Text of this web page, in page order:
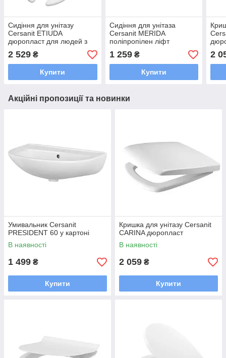
Сидіння для унітазу
Cersanit ETIUDA
дюропласт для людей з
обмеженими
можливостями
2 529 ₴
Купити
Сидіння для унітаза
Cersanit MERIDA
поліпропілен ліфт
1 259₴
Купити
2
Акційні пропозиції та новинки
Умивальник Cersanit
PRESIDENT 60 у картоні
В наявності
1 499 ₴
Купити
Кришка для унітазу Cersanit
CARINA дюропласт
В наявності
2 059 ₴
Купити